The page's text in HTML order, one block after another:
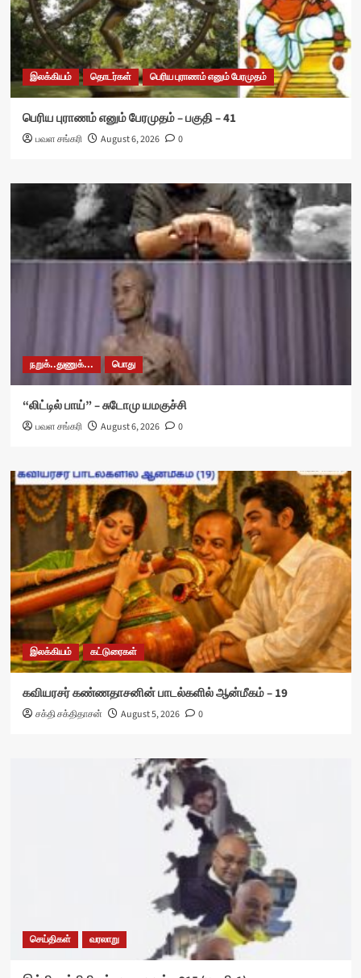
இலக்கியம் தொடர்கள் பெரிய புராணம் எனும் பேரமுதம்
பெரிய புராணம் எனும் பேரமுதம் – பகுதி – 41
பவள சங்கரி August 6, 2026 0
நறுக்..துணுக்... பொது
“லிட்டில் பாய்” – சுடோமு யமகுச்சி
பவள சங்கரி August 6, 2026 0
இலக்கியம் கட்டுரைகள்
கவியரசர் கண்ணதாசனின் பாடல்களில் ஆன்மீகம் – 19
சக்தி சக்திதாசன் August 5, 2026 0
செய்திகள் வரலாறு